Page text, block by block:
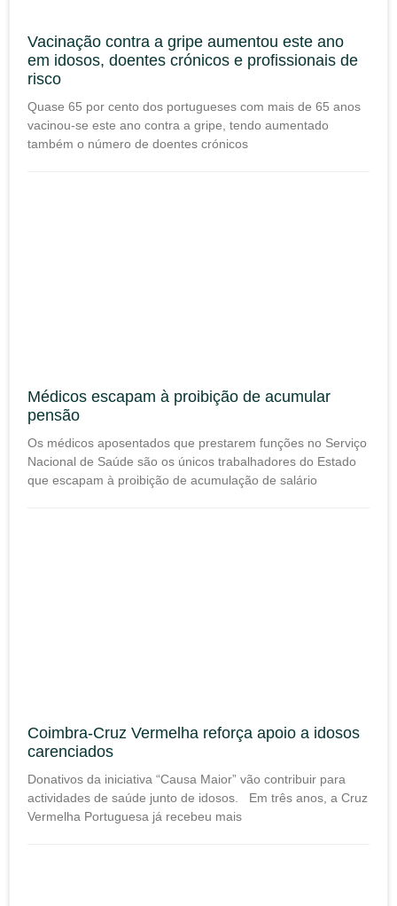
Vacinação contra a gripe aumentou este ano
em idosos, doentes crónicos e profissionais de
risco
Quase 65 por cento dos portugueses com mais de 65 anos
vacinou-se este ano contra a gripe, tendo aumentado
também o número de doentes crónicos
Médicos escapam à proibição de acumular
pensão
Os médicos aposentados que prestarem funções no Serviço
Nacional de Saúde são os únicos trabalhadores do Estado
que escapam à proibição de acumulação de salário
Coimbra-Cruz Vermelha reforça apoio a idosos
carenciados
Donativos da iniciativa “Causa Maior” vão contribuir para
actividades de saúde junto de idosos. Em três anos, a Cruz
Vermelha Portuguesa já recebeu mais